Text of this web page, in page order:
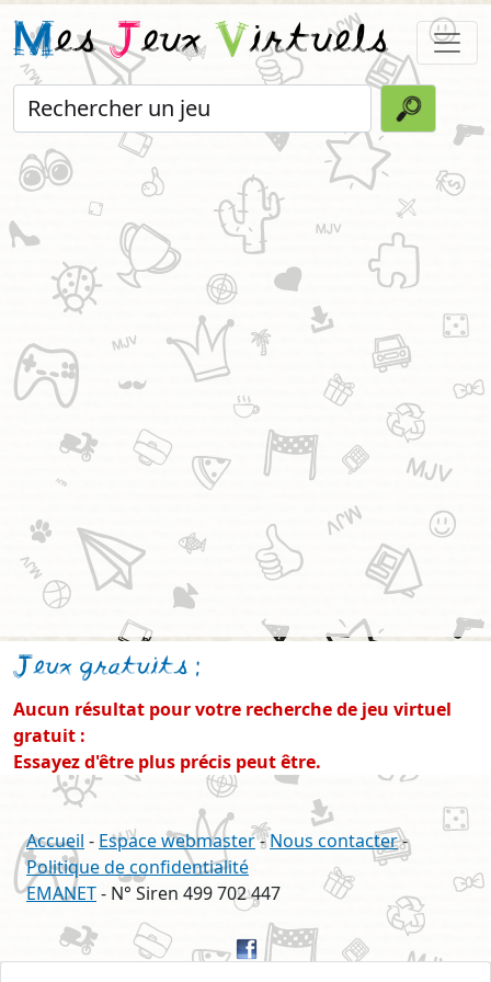
MesJeuxVirtuels
Jeux gratuits :
Aucun résultat pour votre recherche de jeu virtuel
gratuit :
Essayez d'être plus précis peut être.
Accueil - Espace webmaster-Nous contacter-
Politique de confidentialité
EMANET- N° Siren 499 702 447